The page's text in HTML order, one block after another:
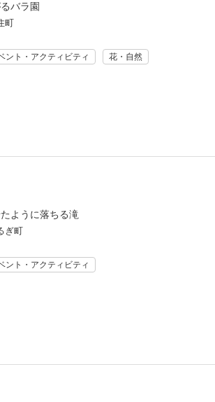
バラ園
町
ント・アクティビティ 花・自然
ように落ちる滝
ぎ町
ント・アクティビティ